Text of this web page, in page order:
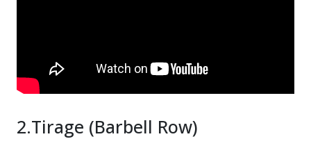
2.Tirage (Barbell Row)